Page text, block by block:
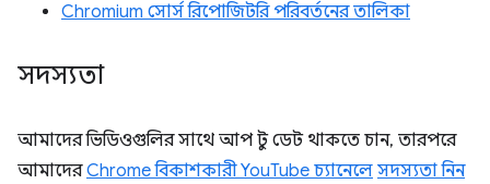
Chromium সোর্স রিপোজিটরি পরিবর্তনের তালিকা
সদস্যতা
আমাদের ভিডিওগুলির সাথে আপ টু ডেট থাকতে চান, তারপরে
আমাদেরChrome বিকাশকারী YouTube চ্যানেলে সদস্যতা নিন